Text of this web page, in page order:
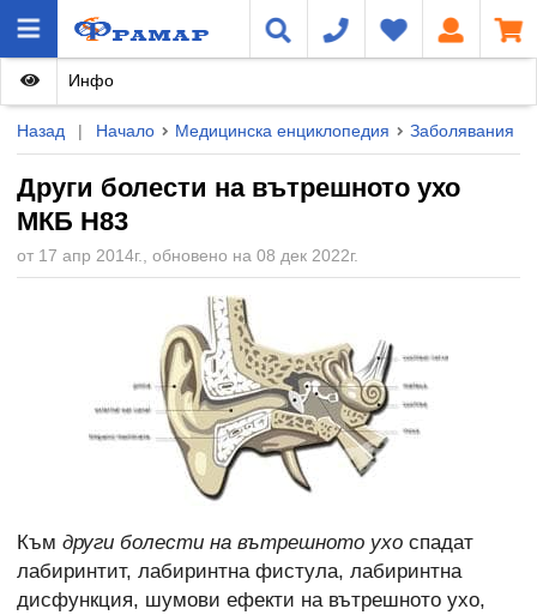
Назад | Начало Медицинска енциклопедия Заболявания
Други болести на вътрешното ухо
МКБ H83
от 17 апр 2014г., обновено на 08 дек 2022г.
Инфо
Към други болести на вътрешното ухо спадат
лабиринтит, лабиринтна фистула, лабиринтна
дисфункция, шумови ефекти на вътрешното ухо,